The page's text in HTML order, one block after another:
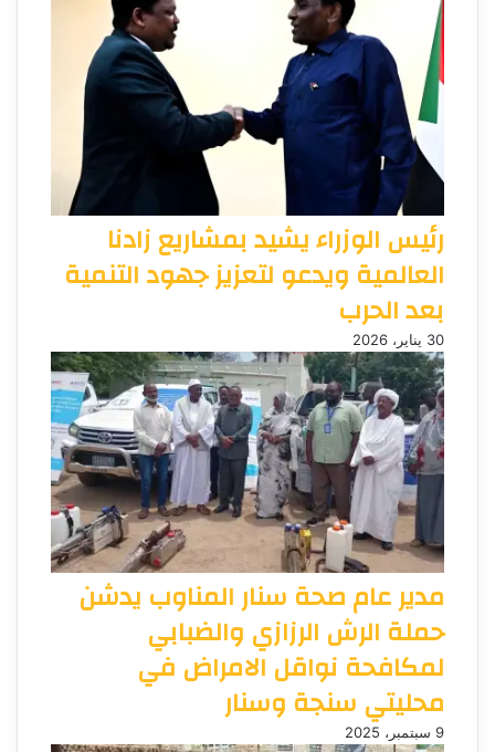
رئيس الوزراء يشيد بمشاريع زادنا
العالمية ويدعو لتعزيز جهود التنمية
بعد الحرب
30 يناير، 2026
مدير عام صحة سنار المناوب يدشن
حملة الرش الرزازي والضبابي
لمكافحة نواقل الامراض في
محليتي سنجة وسنار
9 سبتمبر، 2025